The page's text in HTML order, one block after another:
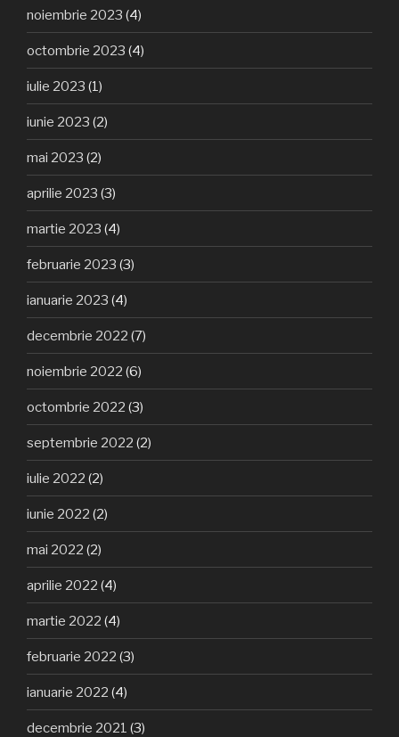
noiembrie 2023 (4)
octombrie 2023 (4)
iulie 2023 (1)
iunie 2023 (2)
mai 2023 (2)
aprilie 2023 (3)
martie 2023 (4)
februarie 2023 (3)
ianuarie 2023 (4)
decembrie 2022 (7)
noiembrie 2022 (6)
octombrie 2022 (3)
septembrie 2022 (2)
iulie 2022 (2)
iunie 2022 (2)
mai 2022 (2)
aprilie 2022 (4)
martie 2022 (4)
februarie 2022 (3)
ianuarie 2022 (4)
decembrie 2021 (3)